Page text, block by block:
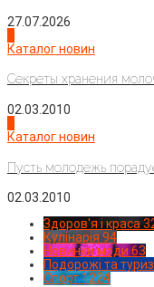
27.07.2026
Каталог новин
Секреты хранения
02.03.2010
Каталог новин
Пусть молодежь
02.03.2010
Здоров'я і краса
Кулінарія 94
Новинки моди 63
Подорожі та
Спорт1224